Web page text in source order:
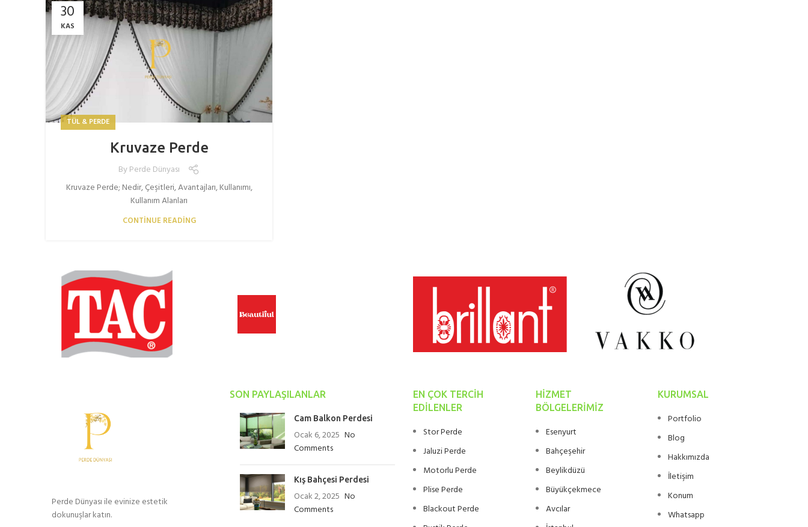
30
KAS
TÜL & PERDE
Kruvaze Perde
ByPerde Dünyası
Kruvaze Perde; Nedir, Çeşitleri, Avantajları, Kullanımı,
Kullanım Alanları
CONTINUE READING
Perde Dünyası ile evinize estetik
dokunuşlar katın.
SON PAYLAŞILANLAR
Cam Balkon Perdesi
Ocak 6, 2025 No
Comments
Kış Bahçesi Perdesi
Ocak 2, 2025 No
Comments
EN ÇOK TERCIH
EDILENLER
Stor Perde
Jaluzi Perde
Motorlu Perde
Plise Perde
Blackout Perde
HIZMET
BÖLGELERIMIZ
Esenyurt
Bahçeşehir
Beylikdüzü
Büyükçekmece
Avcılar
KURUMSAL
Portfolio
Blog
Hakkımızda
İletişim
Konum
Whatsapp